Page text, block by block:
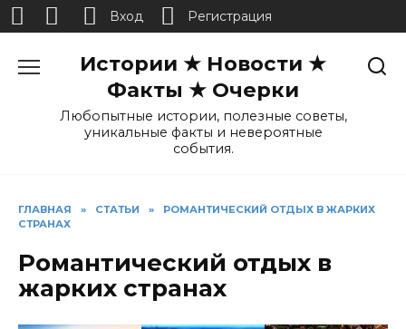
Истории ★ Новости ★
Факты ★ Очерки
Любопытные истории, полезные советы,
уникальные факты и невероятные
события.
ГЛАВНАЯ » СТАТЬИ »
РОМАНТИЧЕСКИЙ ОТДЫХ В ЖАРКИХ
СТРАНАХ
Романтический отдых в
жарких странах
Вход Регистрация